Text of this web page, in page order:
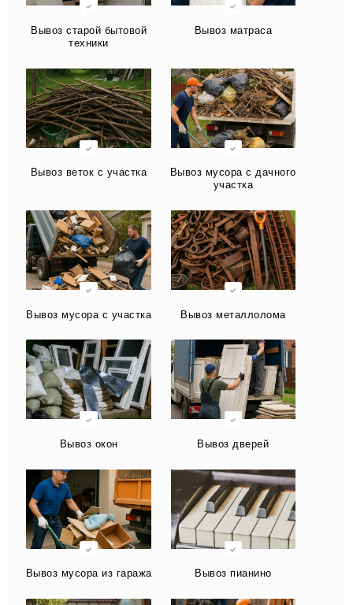
Вывоз старой бытовой
техники
Вывоз матраса
Вывоз веток с участка
Вывоз мусора с дачного
участка
Вывоз мусора с участка Вывоз металлолома
Вывоз окон Вывоз дверей
Вывоз мусора из гаража Вывоз пианино